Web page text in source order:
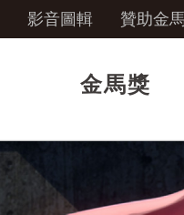
影音圖輯 贊助金
金馬獎